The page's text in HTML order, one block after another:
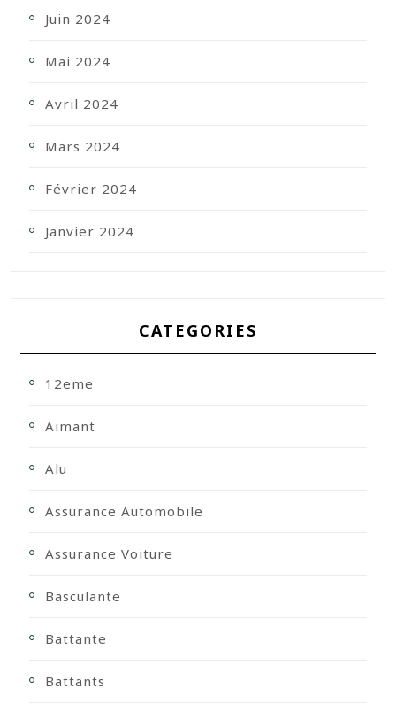
Juin 2024
Mai 2024
Avril 2024
Mars 2024
Février 2024
Janvier 2024
CATEGORIES
12eme
Aimant
Alu
Assurance Automobile
Assurance Voiture
Basculante
Battante
Battants